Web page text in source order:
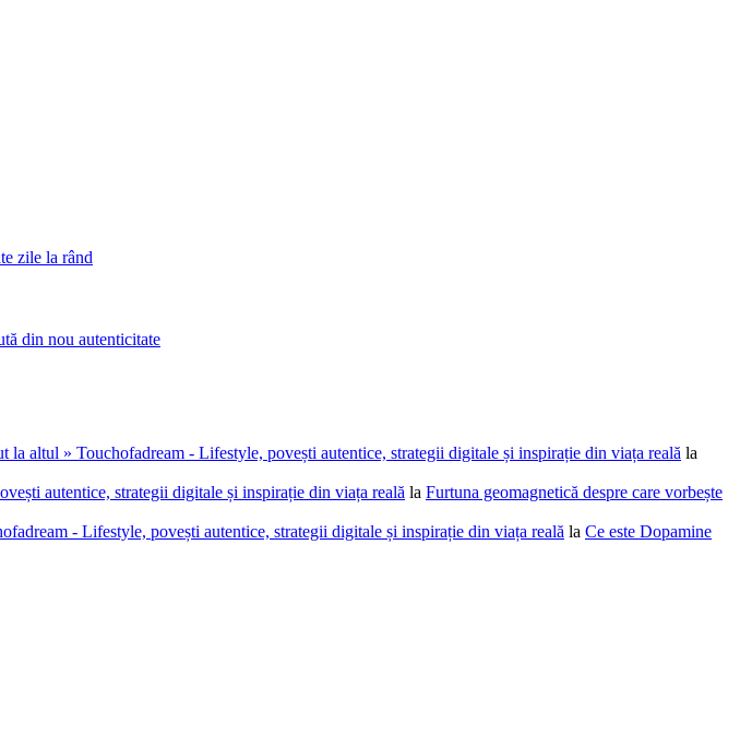
zile la rând
din nou autenticitate
altul » Touchofadream - Lifestyle, povești autentice, strategii digitale și inspirație din viața reală la
autentice, strategii digitale și inspirație din viața reală la Furtuna geomagnetică despre care vorbește
- Lifestyle, povești autentice, strategii digitale și inspirație din viața reală la Ce este Dopamine